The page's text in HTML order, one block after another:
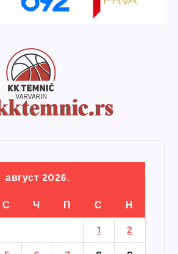
август 2026.
С Ч П С Н
1 2